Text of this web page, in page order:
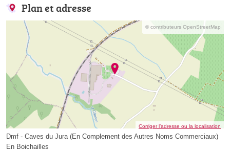
Plan et adresse
© contributeurs OpenStreetMap
Corriger l’adresse ou la localisation
Dmf - Caves du Jura (En Complement des Autres Noms Commerciaux)
En Boichailles